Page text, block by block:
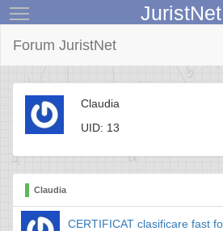
JuristNet
Toggle main menu visibility
Forum JuristNet
Claudia
UID: 13
Claudia
CERTIFICAT clasificare fast